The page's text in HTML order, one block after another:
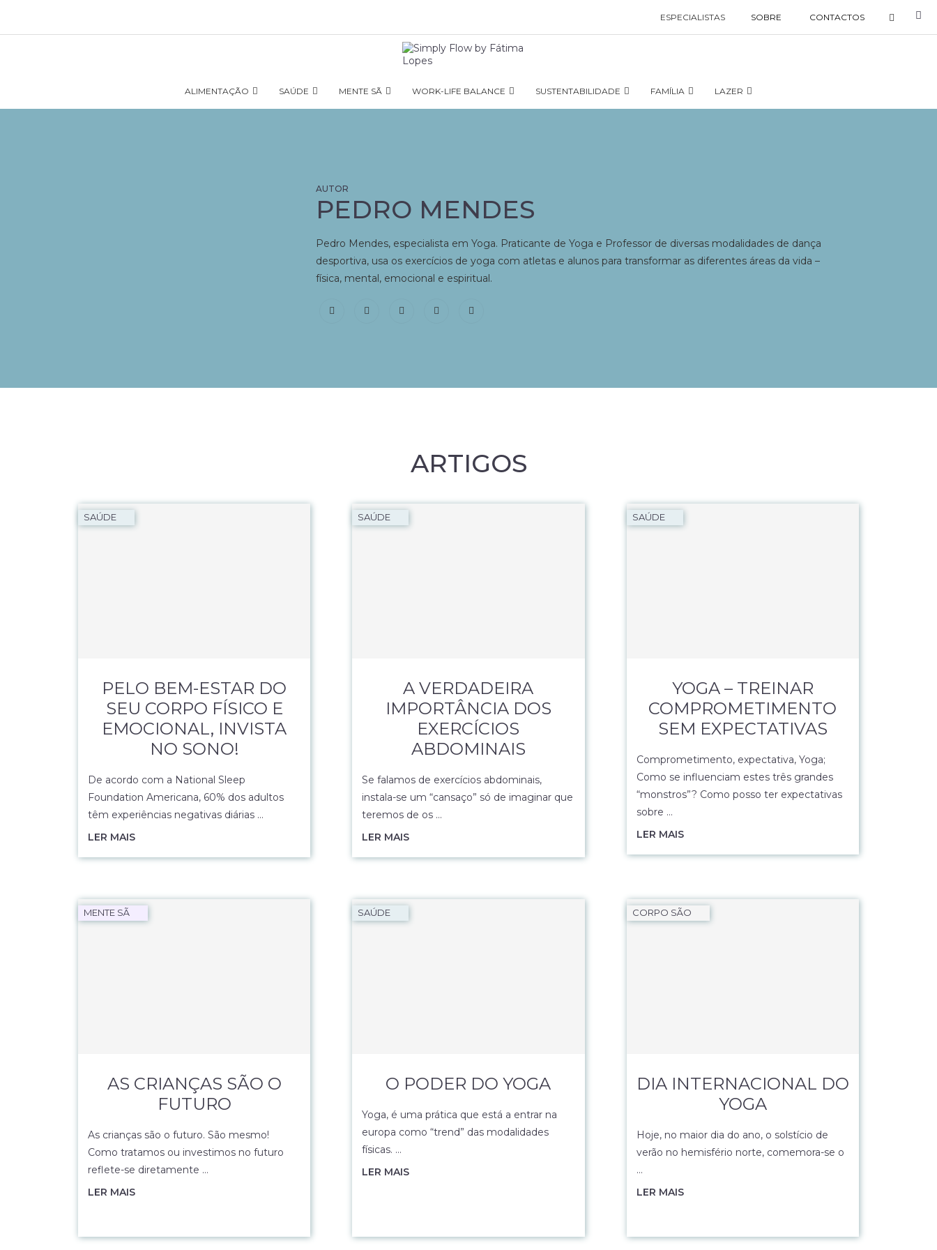
ESPECIALISTAS SOBRE CONTACTOS
ALIMENTAÇÃO SAÚDE MENTE SÃ WORK-LIFE BALANCE SUSTENTABILIDADE FAMÍLIA LAZER
PEDRO MENDES
Pedro Mendes, especialista em Yoga. Praticante de Yoga e Professor de diversas modalidades de dança
desportiva, usa os exercícios de yoga com atletas e alunos para transformar as diferentes áreas da vida –
física, mental, emocional e espiritual.
ARTIGOS
SAÚDE
PELO BEM-ESTAR DO
SEU CORPO FÍSICO E
EMOCIONAL, INVISTA
NO SONO!
De acordo com a National Sleep
Foundation Americana, 60% dos adultos
têm experiências negativas diárias …
LER MAIS
SAÚDE
A VERDADEIRA
IMPORTÂNCIA DOS
EXERCÍCIOS
ABDOMINAIS
Se falamos de exercícios abdominais,
instala-se um “cansaço” só de imaginar que
teremos de os …
LER MAIS
SAÚDE
YOGA – TREINAR
COMPROMETIMENTO
SEM EXPECTATIVAS
Comprometimento, expectativa, Yoga;
Como se influenciam estes três grandes
“monstros”? Como posso ter expectativas
sobre …
LER MAIS
MENTE SÃ
AS CRIANÇAS SÃO O
FUTURO
As crianças são o futuro. São mesmo!
Como tratamos ou investimos no futuro
reflete-se diretamente …
LER MAIS
SAÚDE
O PODER DO YOGA
Yoga, é uma prática que está a entrar na
europa como “trend” das modalidades
físicas. …
LER MAIS
CORPO SÃO
DIA INTERNACIONAL DO
YOGA
Hoje, no maior dia do ano, o solstício de
verão no hemisfério norte, comemora-se o
…
LER MAIS